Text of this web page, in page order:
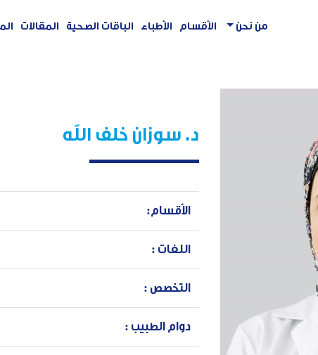
من نحن الأقسام الأطباء الباقات الصحية المقالات
د. سوزان خلف الله
الأقسام:
اللغات :
التخصص :
دوام الطبيب :